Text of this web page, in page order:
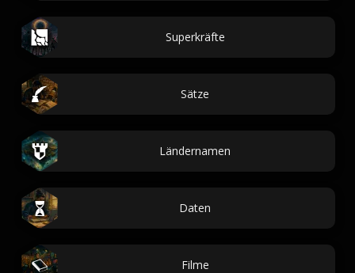
Superkräfte
Sätze
Ländernamen
Daten
Filme